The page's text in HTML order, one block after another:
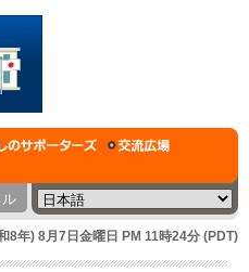
8年) 8月7日金曜日 PM 11時24分 (PDT)